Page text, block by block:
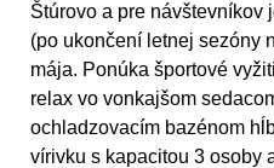
Štúrovo a pre návštevníkov
(po ukončení letnej sezóny
mája. Ponúka športové
relax vo vonkajšom
ochladzovacím bazénom
vírivku s kapacitou 3 osoby